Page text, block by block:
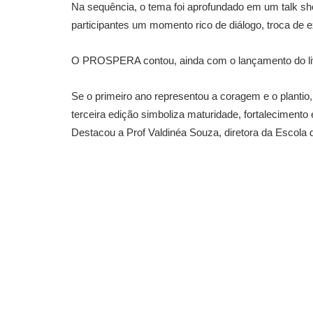
Na sequência, o tema foi aprofundado em um talk
participantes um momento rico de diálogo, troca de
O PROSPERA contou, ainda com o lançamento do
Se o primeiro ano representou a coragem e o
terceira edição simboliza maturidade,
Destacou a Prof Valdinéa Souza, diretora da Escola